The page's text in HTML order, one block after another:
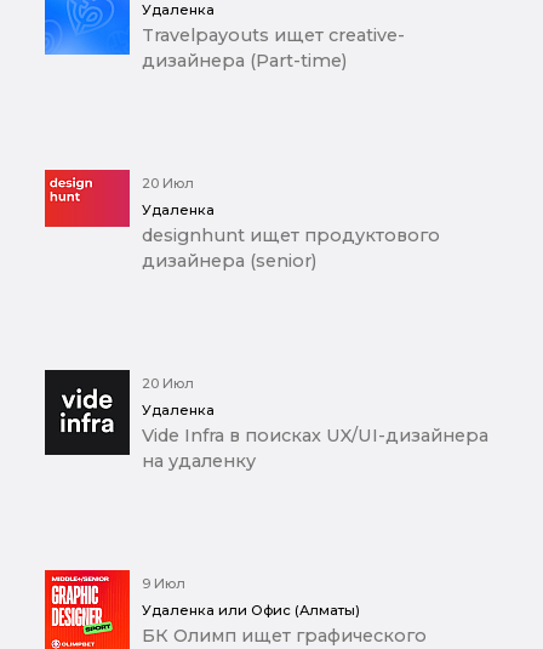
Удаленка
Travelpayouts ищет creative-
дизайнера (Part-time)
20 Июл
Удаленка
designhunt ищет продуктового
дизайнера (senior)
20 Июл
Удаленка
Vide Infra в поисках UX/UI-дизайнера
на удаленку
9 Июл
Удаленка или Офис (Алматы)
БК Олимп ищет графического